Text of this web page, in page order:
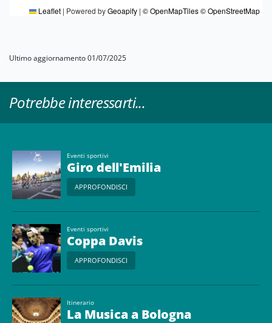
Leaflet | Powered byGeoapify | © OpenMapTiles© OpenStreetMap
Ultimo aggiornamento 01/07/2025
Potrebbe interessarti...
Eventi sportivi
Giro dell'Emilia
APPROFONDISCI
Eventi sportivi
Coppa Davis
APPROFONDISCI
Itinerario
La Musica a Bologna